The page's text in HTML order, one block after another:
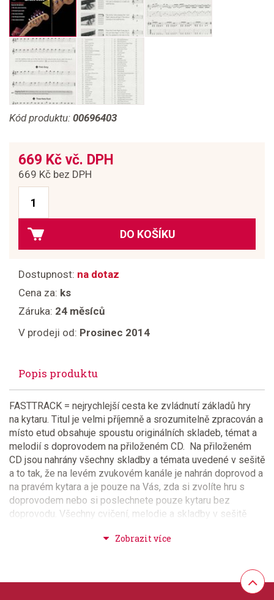
Kód produktu: 00696403
669 Kč vč. DPH
669 Kč bez DPH
DO KOŠÍKU
Dostupnost: na dotaz
Cena za: ks
Záruka: 24 měsíců
V prodeji od: Prosinec 2014
Popis produktu
FASTTRACK = nejrychlejší cesta ke zvládnutí základů hry
na kytaru. Titul je velmi příjemně a srozumitelně zpracován a
místo etud obsahuje spoustu originálních skladeb, témat a
melodií s doprovodem na přiloženém CD. Na přiloženém
CD jsou nahrány všechny skladby a témata uvedené v sešitě
a to tak, že na levém zvukovém kanále je nahrán doprovod a
na pravém kytara a je pouze na Vás, zda si zvolíte hru s
doprovodem nebo si poslechnete pouze kytaru bez
doprovodu. Všechny cvičení, melodie a skladby v sešitě
PACK je navíc doplněn o DVD, které Vám názorně
rock, blues a folk a obsahuje více než 50 cvičení, příkladů a
písní. Zajímavá a velmi užitečná sada obsahující sešit, CD a